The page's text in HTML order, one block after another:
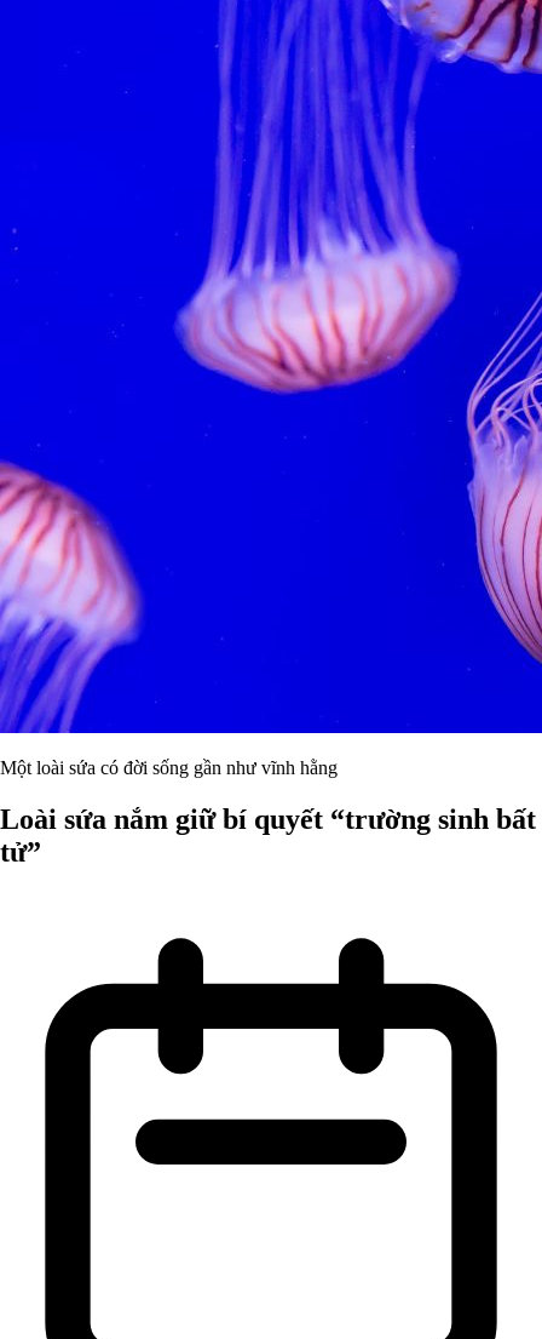
Một loài sứa có đời sống gần như vĩnh hằng
Loài sứa nắm giữ bí quyết “trường sinh bất
tử”